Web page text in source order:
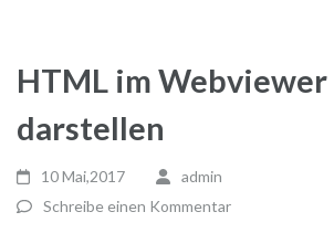
HTML im Webviewer
darstellen
10 Mai,2017
admin
Schreibe einen Kommentar